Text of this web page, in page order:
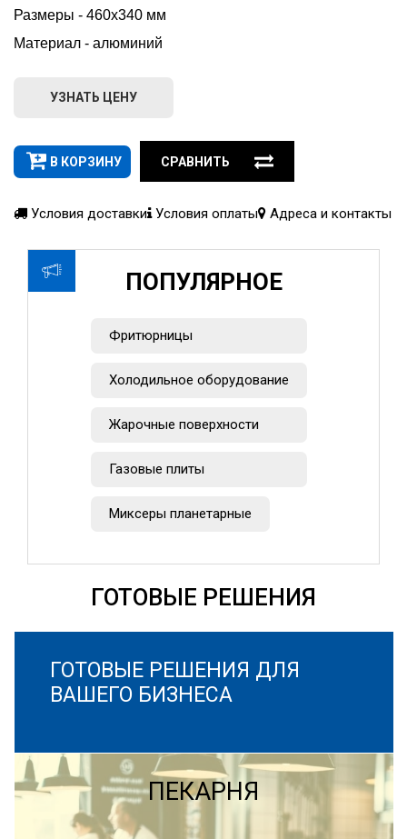
Размеры - 460х340 мм
Материал - алюминий
УЗНАТЬ ЦЕНУ
В КОРЗИНУ СРАВНИТЬ
Условия доставки Условия оплаты Адреса и контакты
ПОПУЛЯРНОЕ
Фритюрницы
Холодильное оборудование
Жарочные поверхности
Газовые плиты
Миксеры планетарные
ГОТОВЫЕ РЕШЕНИЯ
ГОТОВЫЕ РЕШЕНИЯ ДЛЯ
ВАШЕГО БИЗНЕСА
ПЕКАРНЯ